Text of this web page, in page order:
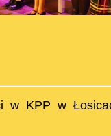
w KPP w